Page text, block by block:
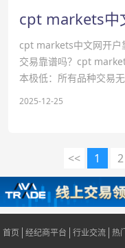
cpt markets中文网开
交易靠谱吗？‌‌cpt
本极低‌：所有品种交易‌
2025-12-25
<< 1 2
首页 经纪商平台 行业交流 热